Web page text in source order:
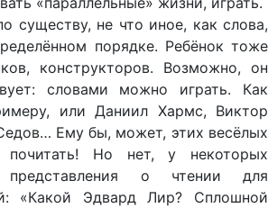
существу, не что иное, как слова,
порядке. Ребёнок тоже
конструкторов. Возможно, он
словами можно играть. Как
или Даниил Хармс, Виктор
Ему бы, может, этих весёлых
почитать! Но нет, у некоторых
о чтении для
«Какой Эдвард Лир? Сплошной